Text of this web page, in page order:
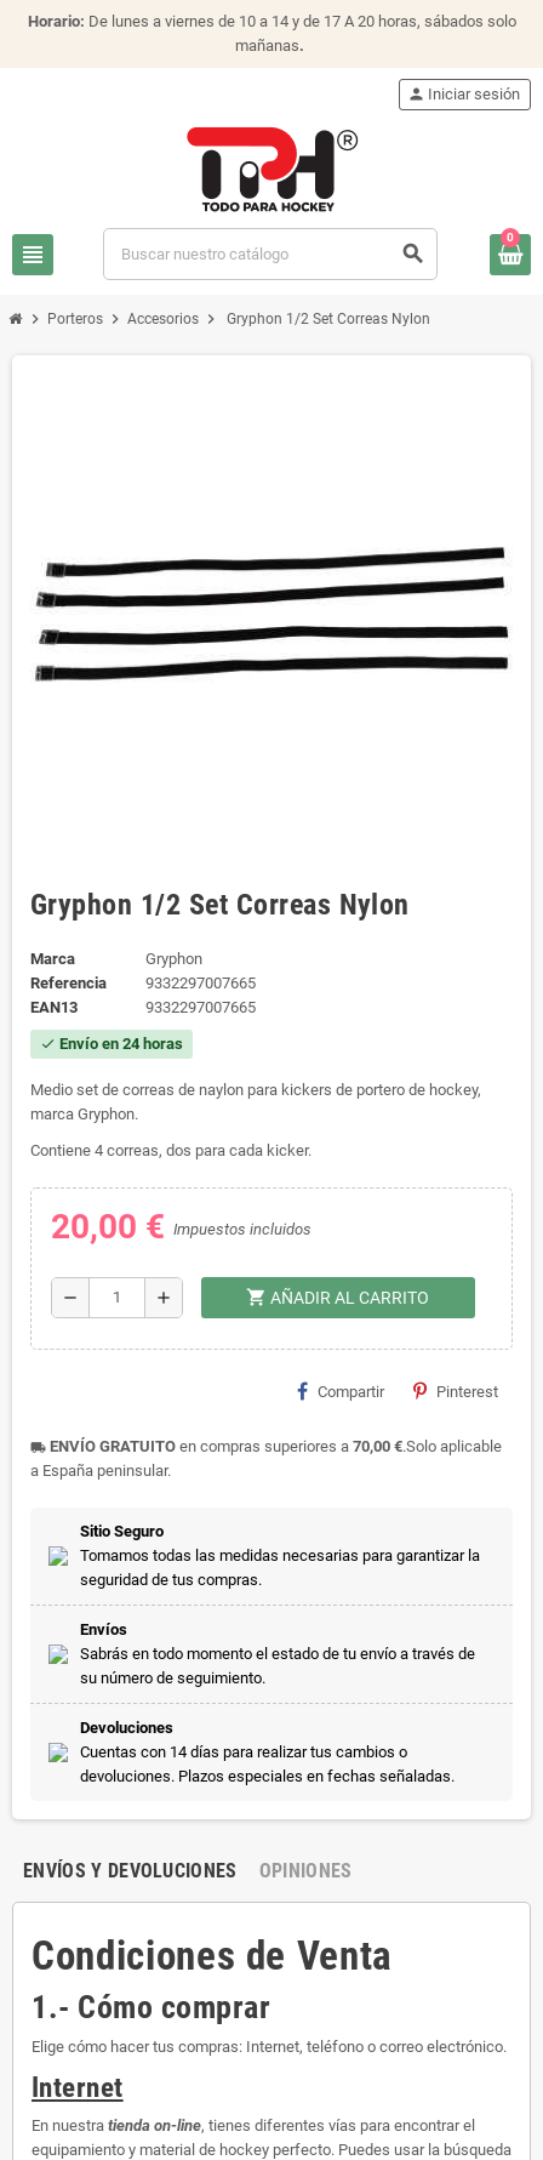
Horario: De lunes a viernes de 10 a 14 y de 17 A 20 horas, sábados solo
mañanas.
view_headline search
person Iniciar sesión
0
chevron_right Porteros chevron_right Accesorios chevron_right Gryphon 1/2 Set Correas Nylon
Gryphon 1/2 Set Correas Nylon
Marca
Gryphon
Referencia
9332297007665
EAN13
9332297007665
check Envío en 24 horas
Medio set de correas de naylon para kickers de portero de hockey,
marca Gryphon.
Contiene 4 correas, dos para cada kicker.
20,00 € Impuestos incluidos
remove add shopping_cart AÑADIR AL CARRITO
Compartir Pinterest
local_shipping ENVÍO GRATUITO en compras superiores a 70,00 €.Solo aplicable
a España peninsular.
Sitio Seguro
Tomamos todas las medidas necesarias para garantizar la
seguridad de tus compras.
Envíos
Sabrás en todo momento el estado de tu envío a través de
su número de seguimiento.
Devoluciones
Cuentas con 14 días para realizar tus cambios o
devoluciones. Plazos especiales en fechas señaladas.
ENVÍOS Y DEVOLUCIONES OPINIONES
Condiciones de Venta
1.- Cómo comprar
Elige cómo hacer tus compras: Internet, teléfono o correo electrónico.
Internet
En nuestra tienda on-line, tienes diferentes vías para encontrar el
equipamiento y material de hockey perfecto. Puedes usar la búsqueda